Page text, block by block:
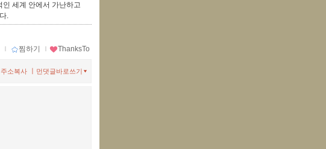
세계 안에서 가난하고
.
ｌ 찜하기 ｌ ThanksTo
먼댓글바로쓰기
주소복사